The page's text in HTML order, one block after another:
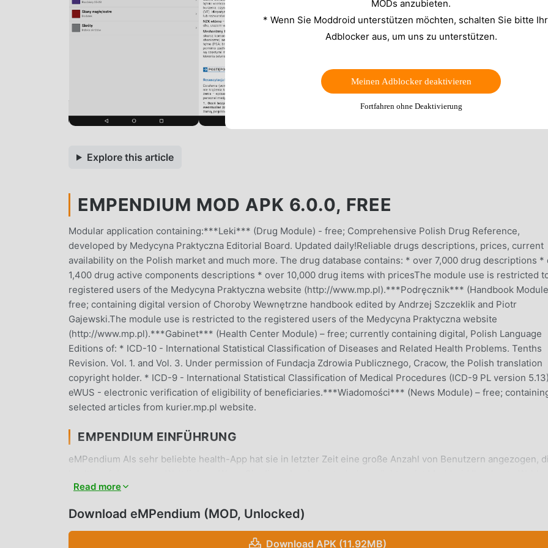
Explore this article
EMPENDIUM MOD APK 6.0.0, FREE
Modular application containing:***Leki*** (Drug Module) - free; Comprehensive Polish Drug Reference,
developed by Medycyna Praktyczna Editorial Board. Updated daily!Reliable drugs descriptions, prices, current
availability on the Polish market and much more. The drug database contains: * over 7,000 drug descriptions *
1,400 drug active components descriptions * over 10,000 drug items with pricesThe module use is restricted
registered users of the Medycyna Praktyczna website (http://www.mp.pl).***Podręcznik*** (Handbook
free; containing digital version of Choroby Wewnętrzne handbook edited by Andrzej Szczeklik and Piotr
Gajewski.The module use is restricted to the registered users of the Medycyna Praktyczna website
(http://www.mp.pl).***Gabinet*** (Health Center Module) – free; currently containing digital, Polish Language
Editions of: * ICD-10 - International Statistical Classification of Diseases and Related Health Problems. Tenths
Revision. Vol. 1. and Vol. 3. Under permission of Fundacja Zdrowia Publicznego, Cracow, the Polish translation
copyright holder. * ICD-9 - International Statistical Classification of Medical Procedures (ICD-9 PL version
eWUS - electronic verification of eligibility of beneficiaries.***Wiadomości*** (News Module) – free;
selected articles from kurier.mp.pl website.
EMPENDIUM EINFÜHRUNG
eMPendium Als sehr beliebte health-App hat sie in letzter Zeit eine große Anzahl von Benutzern angezogen,
moddroid stellt Ihnen nicht nur die neueste Version von eMPendium 6.0.0 kostenlos zur Verfügung, sondern
moddroid verspricht, dass alle eMPendium -Mods den Benutzern keine Gebühren berechnen und 100 % sicher,
verfügbar und kostenlos zu installieren sind. Laden Sie einfach den Moddroid-Client herunter, Sie können
Read more
Download eMPendium (MOD, Unlocked)
Download APK (11.92MB)
MODs anzubieten.
* Wenn Sie Moddroid unterstützen möchten, schalten Sie bitte
Adblocker aus, um uns zu unterstützen.
Meinen Adblocker deaktivieren
Fortfahren ohne Deaktivierung